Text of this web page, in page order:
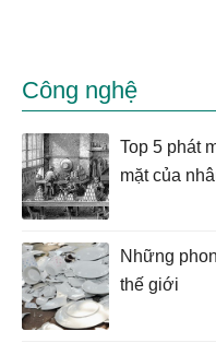
Công nghệ
Top 5 phát
mặt của
Những
thế giới